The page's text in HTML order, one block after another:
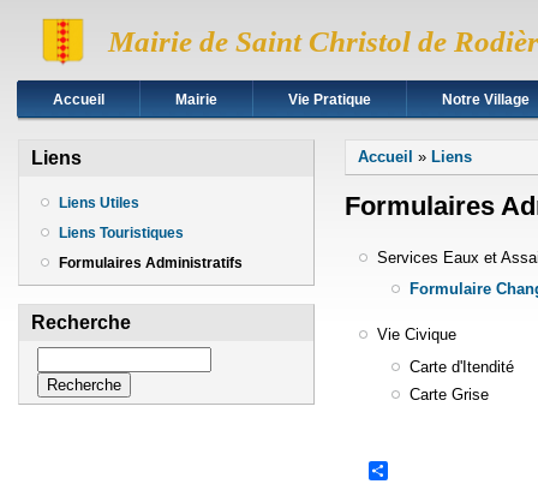
Mairie de Saint Christol de
Accueil Mairie Vie Pratique Notre Village
Liens
Liens Utiles
Liens Touristiques
Formulaires Administratifs
Recherche
Vous êtes ici
Accueil » Liens
Formulaires
Services Eaux et
Formulaire
Vie Civique
Carte d'Itendité
Carte Grise